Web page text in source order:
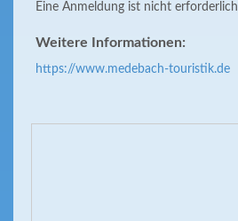
Eine Anmeldung ist nicht erforderlich
Weitere Informationen:
https://www.medebach-touristik.de